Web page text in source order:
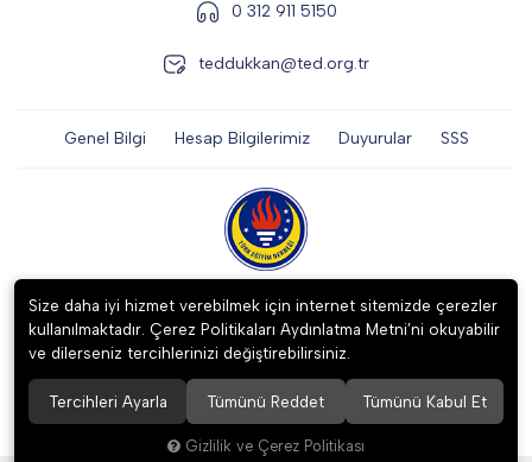
0 312 911 5150
teddukkan@ted.org.tr
Genel Bilgi Hesap Bilgilerimiz Duyurular SSS
2023 ©TÜRK EĞİTİM DERNEĞİ İKTİSADİ İŞLETMESİ. Tüm hakları
saklıdır.
256 BitSSL
Encryption
Size daha iyi hizmet verebilmek için internet sitemizde çerezler
kullanılmaktadır. Çerez Politikaları Aydınlatma Metni’ni okuyabilir
ve dilerseniz tercihlerinizi değiştirebilirsiniz.
Tercihleri Ayarla Tümünü Reddet Tümünü Kabul Et
Gizlilik ve Çerez Politikası